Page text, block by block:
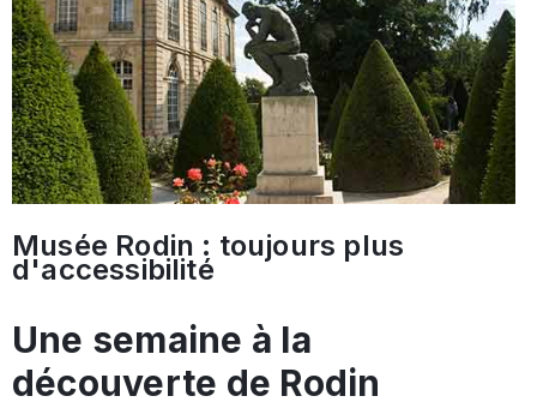
Musée Rodin : toujours plus
d'accessibilité
Une semaine à la
découverte de Rodin